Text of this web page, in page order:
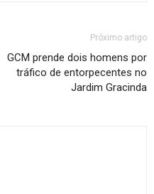
Próximo artigo
GCM prende dois homens por
tráfico de entorpecentes no
Jardim Gracinda